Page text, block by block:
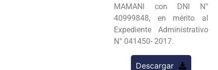
MAMANI con DNI N°
40999848, en mérito al
Expediente Administrativo
N° 041450- 2017.
Descargar